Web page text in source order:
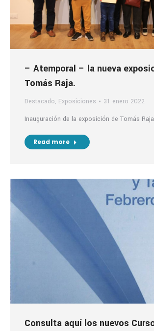
– Atemporal – la nueva
Tomás Raja.
Destacado, Exposiciones
31 enero 2022
Inauguración de la exposición de Tomás Raja
Read more
Consulta aquí los nuevos